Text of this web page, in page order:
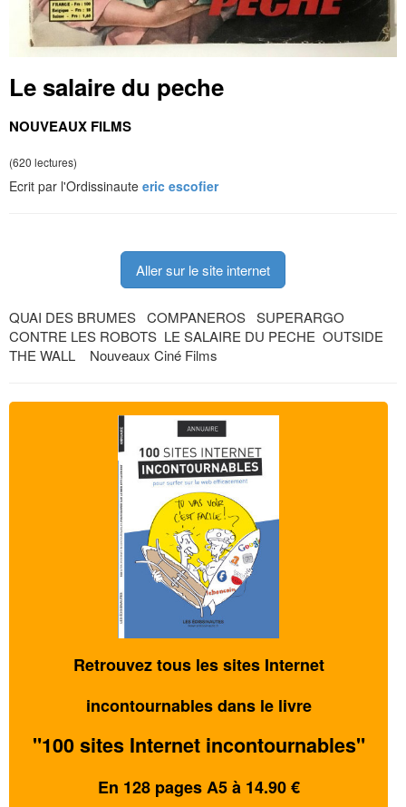
Le salaire du peche
NOUVEAUX FILMS
(620 lectures)
Ecrit par l'Ordissinaute eric escofier
Aller sur le site internet
QUAI DES BRUMES COMPANEROS SUPERARGO
CONTRE LES ROBOTS LE SALAIRE DU PECHE OUTSIDE
THE WALL Nouveaux Ciné Films
Retrouvez tous les sites Internet
incontournables dans le livre
"100 sites Internet incontournables"
En 128 pages A5 à 14.90 €